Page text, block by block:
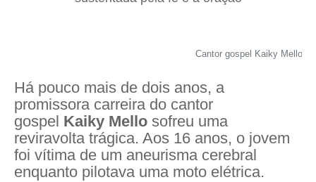
Cantor gospel Kaiky Mello
Há pouco mais de dois anos, a
promissora carreira do cantor
gospel Kaiky Mello sofreu uma
reviravolta trágica. Aos 16 anos, o jovem
foi vítima de um aneurisma cerebral
enquanto pilotava uma moto elétrica.